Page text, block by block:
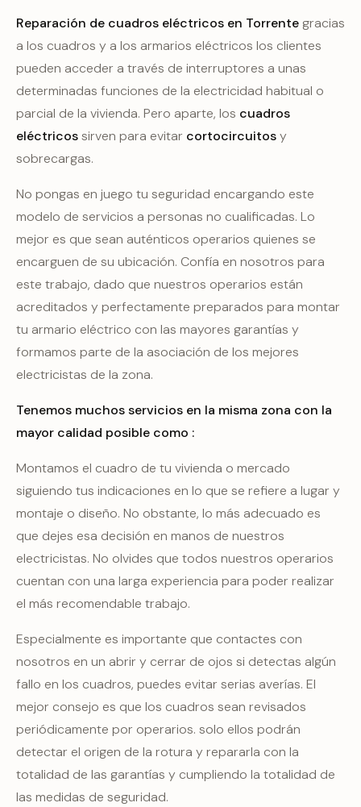
Reparación de cuadros eléctricos en Torrente gracias
a los cuadros y a los armarios eléctricos los clientes
pueden acceder a través de interruptores a unas
determinadas funciones de la electricidad habitual o
parcial de la vivienda. Pero aparte, los cuadros
eléctricossirven para evitar cortocircuitosy
sobrecargas.
No pongas en juego tu seguridad encargando este
modelo de servicios a personas no cualificadas. Lo
mejor es que sean auténticos operarios quienes se
encarguen de su ubicación. Confía en nosotros para
este trabajo, dado que nuestros operarios están
acreditados y perfectamente preparados para montar
tu armario eléctrico con las mayores garantías y
formamos parte de la asociación de los mejores
electricistas de la zona.
Tenemos muchos servicios en la misma zona con la
mayor calidad posible como :
Montamos el cuadro de tu vivienda o mercado
siguiendo tus indicaciones en lo que se refiere a lugar y
montaje o diseño. No obstante, lo más adecuado es
que dejes esa decisión en manos de nuestros
electricistas. No olvides que todos nuestros operarios
cuentan con una larga experiencia para poder realizar
el más recomendable trabajo.
Especialmente es importante que contactes con
nosotros en un abrir y cerrar de ojos si detectas algún
fallo en los cuadros, puedes evitar serias averías. El
mejor consejo es que los cuadros sean revisados
periódicamente por operarios. solo ellos podrán
detectar el origen de la rotura y repararla con la
totalidad de las garantías y cumpliendo la totalidad de
las medidas de seguridad.